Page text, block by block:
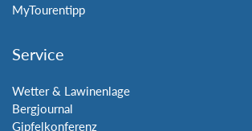
MyTourentipp
Service
Wetter & Lawinenlage
Bergjournal
Gipfelkonferenz